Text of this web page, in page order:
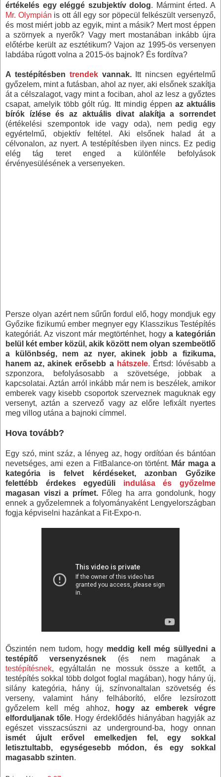
értékelés egy eléggé szubjektív dolog. Mármint érted. A
Mr. Olympián is ott áll egy sor pöpecül felkészült versenyző,
és most miért jobb az egyik, mint a másik? Mert most éppen
a szörnyek a nyerők? Vagy mert mostanában inkább újra
előtérbe került az esztétikum? Vajon az 1995-ös versenyen
labdába rúgott volna a 2015-ös bajnok? És fordítva?
A testépítésben trendekvannak.Itt nincsen egyértelmű
győzelem, mint a futásban, ahol az nyer, aki elsőnek szakítja
át a célszalagot, vagy mint a fociban, ahol az lesz a győztes
csapat, amelyik több gólt rúg. Itt mindig éppen az aktuális
bírók ízlése és az aktuális divat alakítja a sorrendet
(értékelési szempontok ide vagy oda), nem pedig egy
egyértelmű, objektív feltétel. Aki elsőnek halad át a
célvonalon, az nyert. A testépítésben ilyen nincs. Ez pedig
elég tág teret enged a különféle befolyások
érvényesülésének a versenyeken.
Persze olyan azért nem sűrűn fordul elő, hogy mondjuk egy
Győzike fizikumú ember megnyer egy Klasszikus Testépítés
kategóriát. Az viszont már megtörténhet, hogy a kategórián
belül két ember közül, akik között nem olyan szembeötlő
a különbség, nem az nyer, akinek jobb a fizikuma,
hanem az, akinek erősebb a hátszele. Értsd: lóvésabb a
szponzora, befolyásosabb a szövetsége, jobbak a
kapcsolatai. Aztán arról inkább már nem is beszélek, amikor
emberek vagy kisebb csoportok szerveznek maguknak egy
versenyt, aztán a szervező vagy az előre lefixált nyertes
meg villog utána a bajnoki címmel.
Hova tovább?
Egy szó, mint száz, a lényeg az, hogy ordítóan és bántóan
nevetséges, ami ezen a FitBalance-on történt. Már maga a
kategória is felvet kérdéseket, azonban Győzike
felettébb érdekes egyedüli indulása és győzelme
magasan viszi a prímet.Főleg ha arra gondolunk, hogy
ennek a győzelemnek a folyományaként Lengyelországban
fogja képviselni hazánkat a Fit-Expo-n.
Őszintén nem tudom, hogy meddig kell még süllyedni a
testépítő versenyzésnek (és nem magának a
testépítésnek, egyáltalán ne mossuk össze a kettőt, a
testépítés sokkal több dolgot foglal magában), hogy hány új,
silány kategória, hány új, színvonaltalan szövetség és
verseny, valamint hány felháborító, előre lezsírozott
győzelem kell még ahhoz,
hogy az emberek végre
elforduljanak tőle. Hogy érdeklődés hiányában hagyják az
egészet visszacsúszni az underground-ba, hogy onnan
ismét újult erővel emelkedjen fel, egy sokkal
letisztultabb, egységesebb módon, és egy sokkal
magasabb szinten.